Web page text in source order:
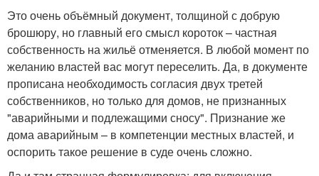
Это очень объёмный документ, толщиной с добрую
брошюру, но главный его смысл короток – частная
собственность на жильё отменяется. В любой момент по
желанию властей вас могут переселить. Да, в документе
прописана необходимость согласия двух третей
собственников, но только для домов, не признанных
"аварийными и подлежащими сносу". Признание же
дома аварийным – в компетенции местных властей, и
оспорить такое решение в суде очень сложно.